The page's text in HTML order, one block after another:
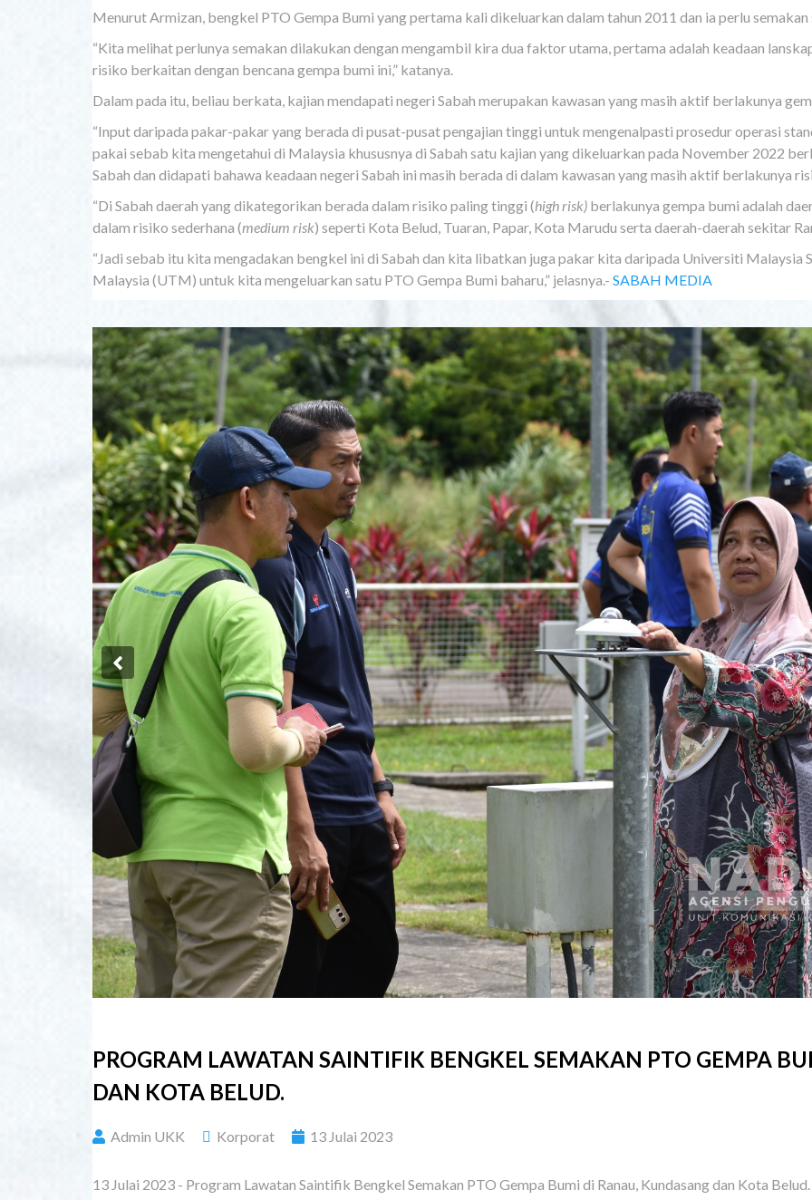
Menurut Armizan, bengkel PTO Gempa Bumi yang pertama kali dikeluarkan dalam tahun 2011 dan ia perlu semakan
“Kita melihat perlunya semakan dilakukan dengan mengambil kira dua faktor utama, pertama adalah keadaan
risiko berkaitan dengan bencana gempa bumi ini,” katanya.
Dalam pada itu, beliau berkata, kajian mendapati negeri Sabah merupakan kawasan yang masih aktif berlakunya
“Input daripada pakar-pakar yang berada di pusat-pusat pengajian tinggi untuk mengenalpasti prosedur operasi
pakai sebab kita mengetahui di Malaysia khususnya di Sabah satu kajian yang dikeluarkan pada November 2022
Sabah dan didapati bahawa keadaan negeri Sabah ini masih berada di dalam kawasan yang masih aktif berlakunya
“Di Sabah daerah yang dikategorikan berada dalam risiko paling tinggi (high risk) berlakunya gempa bumi adalah
dalam risiko sederhana (medium risk) seperti Kota Belud, Tuaran, Papar, Kota Marudu serta daerah-daerah sekitar
“Jadi sebab itu kita mengadakan bengkel ini di Sabah dan kita libatkan juga pakar kita daripada Universiti Malaysia
Malaysia (UTM) untuk kita mengeluarkan satu PTO Gempa Bumi baharu,” jelasnya.- SABAH MEDIA
Previous
PROGRAM LAWATAN SAINTIFIK BENGKEL SEMAKAN PTO GEMPA
DAN KOTA BELUD.
Admin UKK Korporat 13 Julai 2023
13 Julai 2023 - Program Lawatan Saintifik Bengkel Semakan PTO Gempa Bumi di Ranau, Kundasang dan Kota Belud.